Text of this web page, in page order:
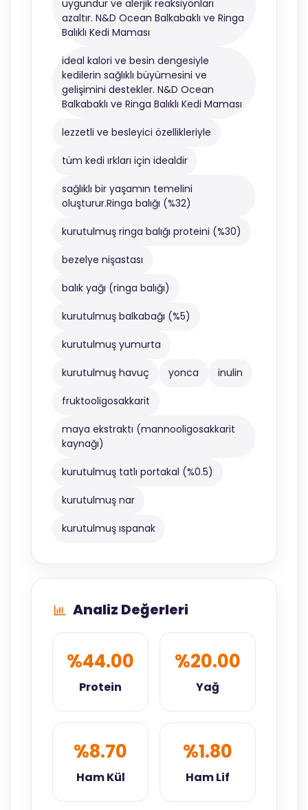
uygundur ve alerjik reaksiyonları
azaltır. N&D Ocean Balkabaklı ve Ringa
Balıklı Kedi Maması
ideal kalori ve besin dengesiyle
kedilerin sağlıklı büyümesini ve
gelişimini destekler. N&D Ocean
Balkabaklı ve Ringa Balıklı Kedi Maması
lezzetli ve besleyici özellikleriyle
tüm kedi ırkları için idealdir
sağlıklı bir yaşamın temelini
oluşturur.Ringa balığı (%32)
kurutulmuş ringa balığı proteini (%30)
bezelye nişastası
balık yağı (ringa balığı)
kurutulmuş balkabağı (%5)
kurutulmuş yumurta
kurutulmuş havuç yonca inulin
fruktooligosakkarit
maya ekstraktı (mannooligosakkarit
kaynağı)
kurutulmuş tatlı portakal (%0.5)
kurutulmuş nar
kurutulmuş ıspanak
Analiz Değerleri
%44.00
Protein
%20.00
Yağ
%8.70
Ham Kül
%1.80
Ham Lif